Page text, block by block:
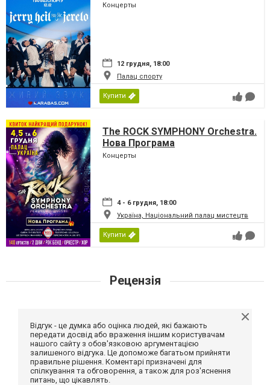
Концерты
12 грудня, 18:00
Палац спорту
Купити
The ROCK SYMPHONY Orchestra.
Нова Програма
Концерты
4 - 6 грудня, 18:00
Україна, Національний палац мистецтв
Купити
Рецензія
Відгук - це думка або оцінка людей, які бажають
передати досвід або враження іншим користувачам
нашого сайту з обов'язковою аргументацією
залишеного відгука. Це допоможе багатьом прийняти
правильне рішення. Коментарі призначені для
спілкування та обговорення, а також для роз'яснення
питань, що цікавлять.